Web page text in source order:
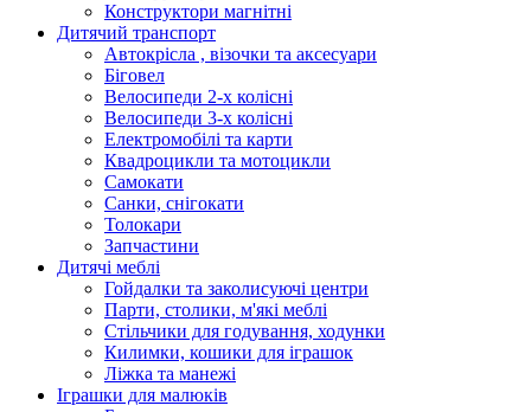
Конструктори магнітні
Дитячий транспорт
Автокрісла , візочки та аксесуари
Біговел
Велосипеди 2-х колісні
Велосипеди 3-х колісні
Електромобілі та карти
Квадроцикли та мотоцикли
Самокати
Санки, снігокати
Толокари
Запчастини
Дитячі меблі
Гойдалки та заколисуючі центри
Парти, столики, м'які меблі
Стільчики для годування, ходунки
Килимки, кошики для іграшок
Ліжка та манежі
Іграшки для малюків